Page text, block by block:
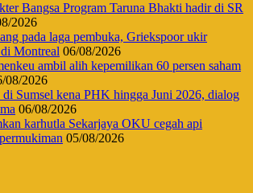
Bangsa Program Taruna Bhakti hadir di SR
2026
pada laga pembuka, Griekspoor ukir
Montreal 06/08/2026
ambil alih kepemilikan 60 persen saham
08/2026
di Sumsel kena PHK hingga Juni 2026, dialog
06/08/2026
karhutla Sekarjaya OKU cegah api
05/08/2026